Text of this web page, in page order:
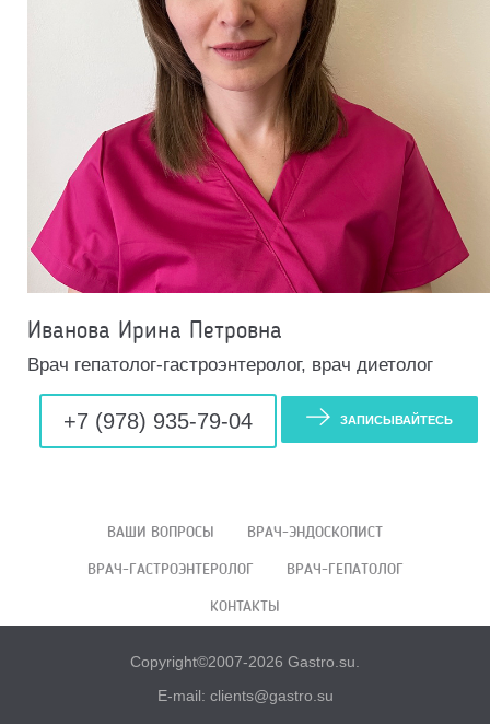
Иванова Ирина Петровна
Врач гепатолог-гастроэнтеролог, врач диетолог
+7 (978) 935-79-04 ЗАПИСЫВАЙТЕСЬ
ВАШИ ВОПРОСЫ ВРАЧ-ЭНДОСКОПИСТ
ВРАЧ-ГАСТРОЭНТЕРОЛОГ ВРАЧ-ГЕПАТОЛОГ
КОНТАКТЫ
Copyright©2007-2026 Gastro.su.
E-mail: clients@gastro.su